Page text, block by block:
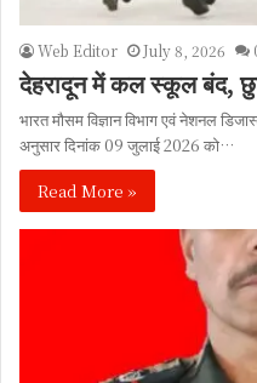
Web Editor July 8, 2026
देहरादून में कल स्कूल बंद,
भारत मौसम विज्ञान विभाग एवं नेशनल
अनुसार दिनांक 09 जुलाई 2026 को…
Read More »